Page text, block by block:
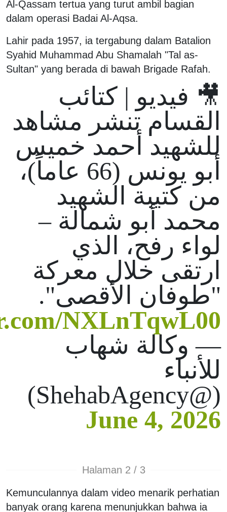
Al-Qassam tertua yang turut ambil bagian
dalam operasi Badai Al-Aqsa.
Lahir pada 1957, ia tergabung dalam Batalion
Syahid Muhammad Abu Shamalah "Tal as-
Sultan" yang berada di bawah Brigade Rafah.
🎥 فيديو | كتائب
القسام تنشر مشاهد
للشهيد أحمد خميس
أبو يونس (66 عاماً)،
من كتيبة الشهيد
محمد أبو شمالة –
لواء رفح، الذي
ارتقى خلال معركة
"طوفان الأقصى".
NXLnTqwL00
— وكالة شهاب
للأنباء
(@ShehabAgency)
June 4, 2026
Halaman 2 / 3
Kemunculannya dalam video menarik perhatian
banyak orang karena menunjukkan bahwa ia